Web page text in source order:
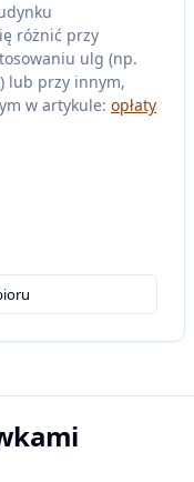
różnić przy
ulg (np.
lub przy innym,
w artykule: opłaty